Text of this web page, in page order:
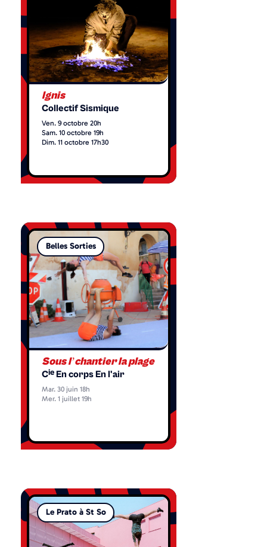
Ignis
Collectif Sismique
Ven. 9 octobre 20h
Sam. 10 octobre 19h
Dim. 11 octobre 17h30
Belles Sorties
Sous l’chantier la plage
CieEn corps En l'air
Mar. 30 juin 18h
Mer. 1 juillet 19h
Le Prato à St So